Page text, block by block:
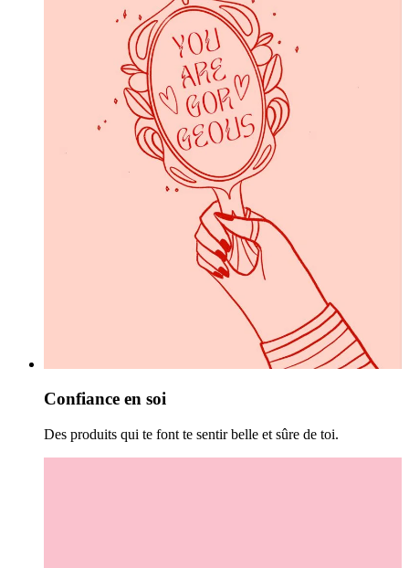
Confiance en soi
Des produits qui te font te sentir belle et sûre de toi.